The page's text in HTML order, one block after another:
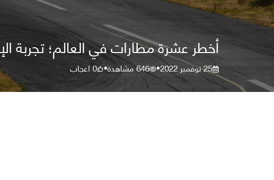
أخطر عشرة مطارات في العالم؛ تجربة
25 نوفمبر 2022 •
646مشاهدة•
0اعجاب